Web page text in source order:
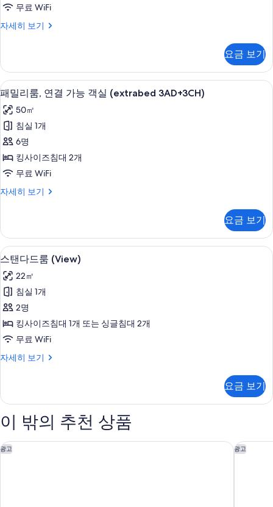
기
보
기
능
실
(extrabed
2AD+4CH)
사
진
모
두
보
기
무료 WiFi
자세히 보기
패
연
결
가
능
객
실
(extrabed
2AD+4CH)
자
세
히
보
요금 보기
패
밀
리
룸,
연
결
능
실
(extrabed
3AD+3CH)
사
진
모
두
보
기
저자극성 침구, 미니바, 객실 내 금고,
9
패밀리룸, 연결 가능 객실 (extrabed 3AD+3CH)
50㎡
침실 1개
6명
킹사이즈침대 2개
무료 WiFi
자세히 보기
패
연
결
가
객
실
(extrabed
3AD+3CH)
자
세
히
보
요금 보기
스
탠
다
드
룸
(View)
사
진
두
기
저자극성 침구, 미니바, 객실 내 금고,
10
스탠다드룸 (View)
22㎡
침실 1개
2명
킹사이즈침대 1개 또는 싱글침대 2개
무료 WiFi
자세히 보기
스
룸
자
히
보
요금 보기
이 밖의 추천 상품
광고
레오나르도 스마트 호텔 비엔나 공항 광고
목시 비